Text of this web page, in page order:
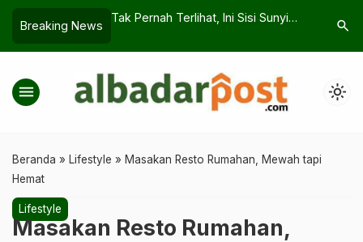
Breaking News
Terdiam
Keberkahan Finansial Lewat Etika
search
menu light_mode
Beranda » Lifestyle » Masakan Resto Rumahan, Mewah tapi
Hemat
Lifestyle
Masakan Resto Rumahan,